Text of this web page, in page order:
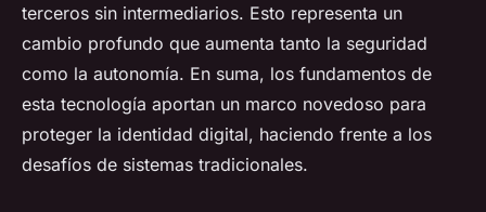
terceros sin intermediarios. Esto representa un
cambio profundo que aumenta tanto la seguridad
como la autonomía. En suma, los fundamentos de
esta tecnología aportan un marco novedoso para
proteger la identidad digital, haciendo frente a los
desafíos de sistemas tradicionales.